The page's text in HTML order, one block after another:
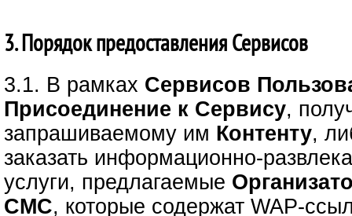
3. Порядок предоставления Сервисов
3.1. В рамках Сервисов
Присоединение к Сервису,
запрашиваемому им Контенту,
заказать информационно-
услуги, предлагаемые
СМС, которые содержат WAP-